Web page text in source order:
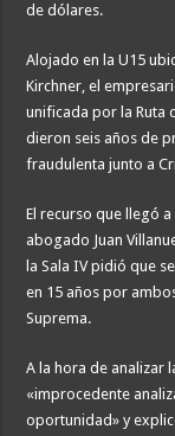
de dólares.
Alojado en la U15
Kirchner, el
unificada por la Ruta
dieron seis años de
fraudulenta junto a
El recurso que llegó
abogado Juan
la Sala IV pidió que
en 15 años por
Suprema.
A la hora de analizar
«improcedente
oportunidad» y